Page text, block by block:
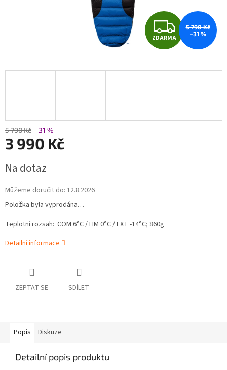
Z
D
A
ZDARMA
5 790 Kč
–31 %
5 790 Kč –31 %
3 990 Kč
cena:
Na dotaz
Můžeme doručit do: 12.8.2026
Položka byla vyprodána…
Teplotní rozsah: COM 6°C / LIM 0°C / EXT -14°C; 860g
Detailní informace
ZEPTAT SE SDÍLET
Popis Diskuze
Detailní popis produktu